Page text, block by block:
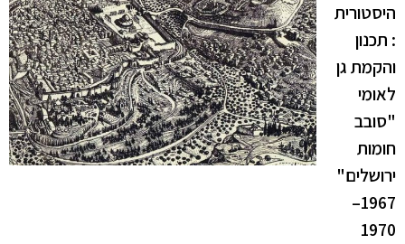
היסטורית
: תכנון
והקמת גן
לאומי
"סובב
חומות
ירושלים"
1967–
1970